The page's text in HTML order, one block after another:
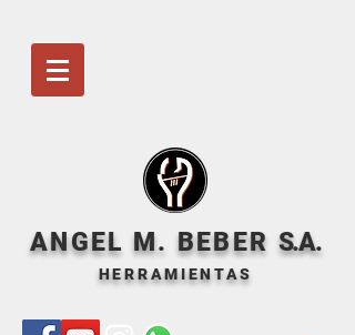
ANGEL M. BEBER S.A.
HERRAMIENTAS